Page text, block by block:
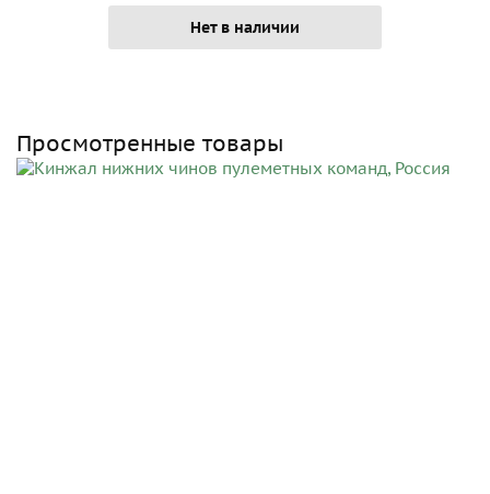
Нет в наличии
Просмотренные товары